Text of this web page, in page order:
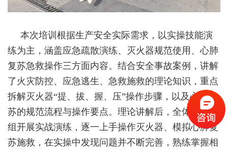
本次培训根据生产安全实际需求，以实操技能演
练为主，涵盖应急疏散演练、灭火器规范使用、心肺
复苏急救操作三方面内容。结合安全事故案例，讲解
了火灾防控、应急逃生、急救施救的理论知识，重点
拆解灭火器“提、拔、握、压”操作步骤，以及心肺复
苏的规范流程与操作要点。理论讲解后，全体员工分
组开展实战演练，逐一上手操作灭火器、模拟心肺复
苏施救，在实操中发现问题并不断完善，熟练掌握相